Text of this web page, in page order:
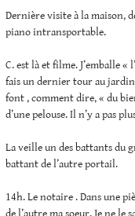
Dernière visite à la maison,
piano intransportable.
C. est là et filme. J’emballe
fais un dernier tour au
font , comment dire, « du
d’une pelouse. Il n’y a pas
La veille un des battants du
battant de l’autre portail.
14h. Le notaire . Dans une
de l’autre ma soeur. Je ne le